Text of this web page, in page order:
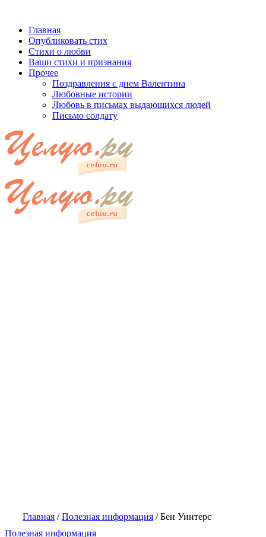
Главная
Опубликовать стих
Стихи о любви
Ваши стихи и признания
Прочее
Поздравления с днем Валентина
Любовные истории
Любовь в письмах выдающихся людей
Письмо солдату
Главная /Полезная информация /Бен Уинтерс
Полезная информация